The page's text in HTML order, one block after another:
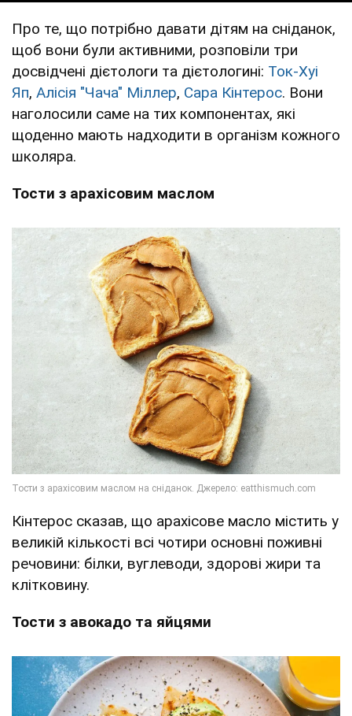
Про те, що потрібно давати дітям на сніданок,
щоб вони були активними, розповіли три
досвідчені дієтологи та дієтологині: Ток-Хуі
Яп, Алісія "Чача" Міллер, Сара Кінтерос. Вони
наголосили саме на тих компонентах, які
щоденно мають надходити в організм кожного
школяра.
Тости з арахісовим маслом
Кінтерос сказав, що арахісове масло містить у
великій кількості всі чотири основні поживні
речовини: білки, вуглеводи, здорові жири та
клітковину.
Тости з авокадо та яйцями